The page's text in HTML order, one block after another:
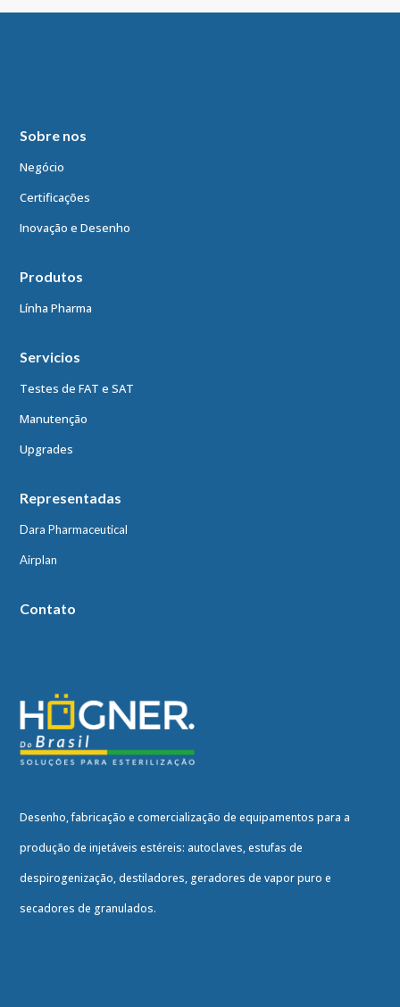
Sobre nos
Negócio
Certificações
Inovação e Desenho
Produtos
Línha Pharma
Servicios
Testes de FAT e SAT
Manutenção
Upgrades
Representadas
Dara Pharmaceutical
Airplan
Contato
Desenho, fabricação e comercialização de equipamentos para a
produção de injetáveis estéreis: autoclaves, estufas de
despirogenização, destiladores, geradores de vapor puro e
secadores de granulados.